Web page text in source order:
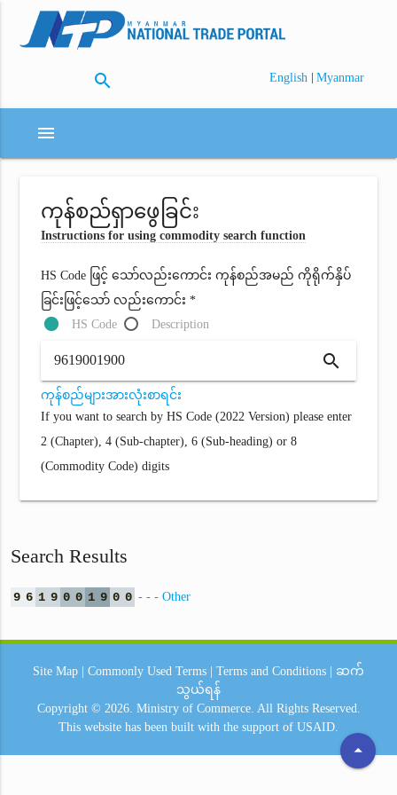
search English | Myanmar
menu
ကုန်စည်ရှာဖွေခြင်း
Instructions for using commodity search function
HS Code ဖြင့် သော်လည်းကောင်း ကုန်စည်အမည် ကိုရိုက်နှိပ်
ခြင်းဖြင့်သော် လည်းကောင်း *
HS Code
Description
search
ကုန်စည်များအားလုံးစာရင်း
If you want to search by HS Code (2022 Version) please enter
2 (Chapter), 4 (Sub-chapter), 6 (Sub-heading) or 8
(Commodity Code) digits
Search Results
9 6 1 9 0 0 1 9 0 0 - - - Other
arrow_drop_up
Site Map Commonly Used Terms Terms and Conditions
ဆက်
သွယ်ရန်
Copyright © 2026. Ministry of Commerce. All Rights Reserved.
This website has been built with the support of USAID.